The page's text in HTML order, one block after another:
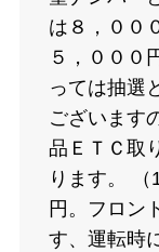
は８，００
５，０００
っては抽選
ございます
品ＥＴＣ取
ります。
円。フロン
す、運転時